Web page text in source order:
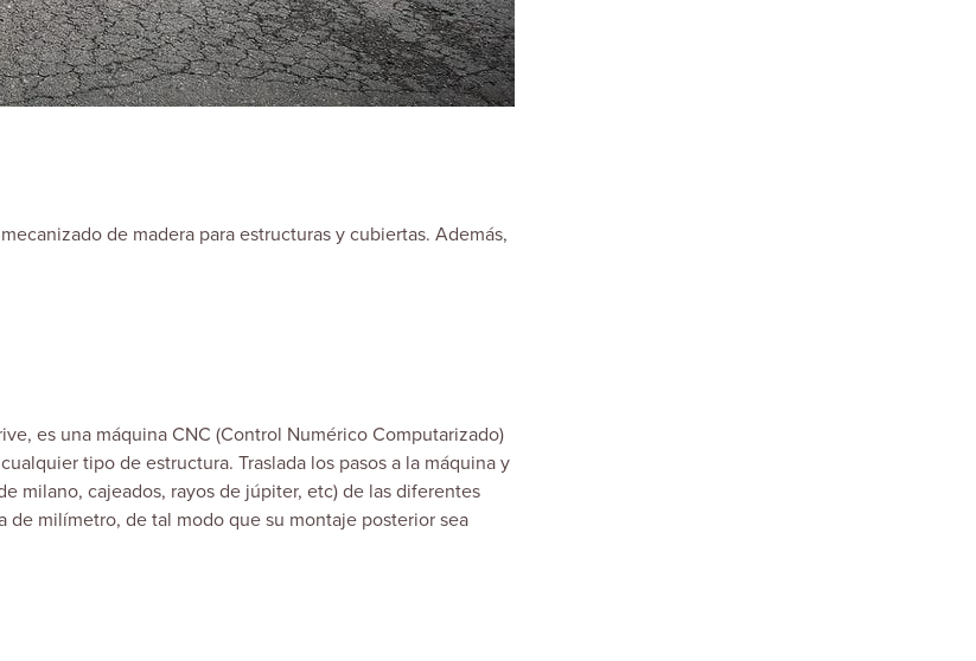
de madera para estructuras y cubiertas. Además,
es una máquina CNC (Control Numérico Computarizado)
tipo de estructura. Traslada los pasos a la máquina y
milano, cajeados, rayos de júpiter, etc) de las diferentes
milímetro, de tal modo que su montaje posterior sea